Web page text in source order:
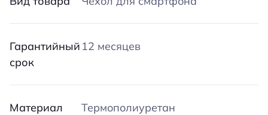
Гарантийный
срок
12 месяцев
Материал Термополиуретан